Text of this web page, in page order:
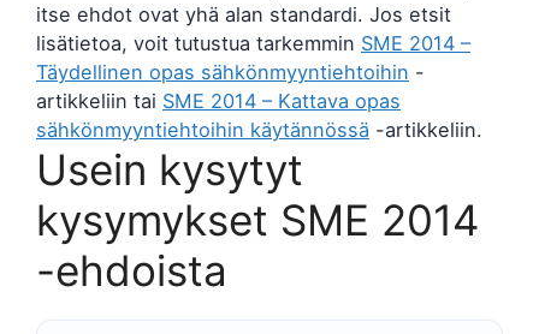
itse ehdot ovat yhä alan standardi. Jos etsit
lisätietoa, voit tutustua tarkemmin SME 2014 –
Täydellinen opas sähkönmyyntiehtoihin -
artikkeliin tai SME 2014 – Kattava opas
sähkönmyyntiehtoihin käytännössä -artikkeliin.
Usein kysytyt
kysymykset SME 2014
-ehdoista